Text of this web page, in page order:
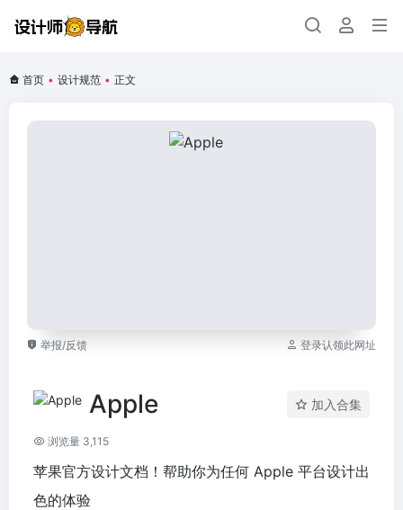
首页 • 设计规范 • 正文
举报/反馈 登录认领此网址
Apple 加入合集
浏览量 3,115
苹果官方设计文档！帮助你为任何 Apple 平台设计出
色的体验